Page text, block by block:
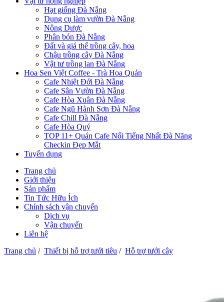
Hạt giống Đà Nẵng
Dụng cụ làm vườn Đà Nẵng
Nông Dược
Phân bón Đà Nẵng
Đất và giá thể trồng cây, hoa
Chậu trồng cây Đà Nẵng
Vật tư trồng lan Đà Nẵng
Hoa Sen Việt Coffee - Trà Hoa Quán
Cafe Nhiệt Đới Đà Nẵng
Cafe Sân Vườn Đà Nẵng
Cafe Hòa Xuân Đà Nẵng
Cafe Ngũ Hành Sơn Đà Nẵng
Cafe Chill Đà Nẵng
Cafe Hòa Quý
TOP 11+ Quán Cafe Nổi Tiếng Nhất Đà Năng
Checkin Đẹp Mắt
Tuyển dụng
Trang chủ
Giới thiệu
Sản phẩm
Tin Tức Hữu Ích
Chính sách vận chuyển
Dịch vụ
Vận chuyển
Liên hệ
Trang chủ / Thiết bị hỗ trợ tưới tiêu / Hỗ trợ tưới cây